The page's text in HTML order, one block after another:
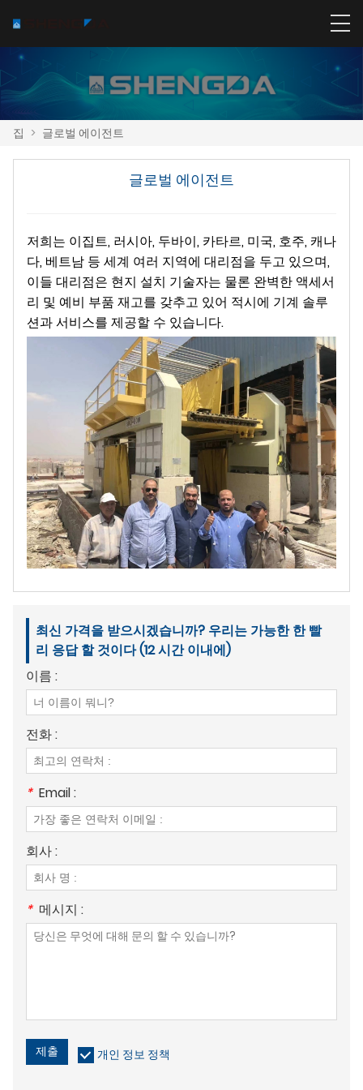
집 > 글로벌 에이전트
글로벌 에이전트
저희는 이집트, 러시아, 두바이, 카타르, 미국, 호주, 캐나
다, 베트남 등 세계 여러 지역에 대리점을 두고 있으며,
이들 대리점은 현지 설치 기술자는 물론 완벽한 액세서
리 및 예비 부품 재고를 갖추고 있어 적시에 기계 솔루
션과 서비스를 제공할 수 있습니다.
최신 가격을 받으시겠습니까? 우리는 가능한 한 빨
리 응답 할 것이다 (12 시간 이내에)
이름 :
전화 :
* Email :
회사 :
* 메시지 :
제출 개인 정보 정책